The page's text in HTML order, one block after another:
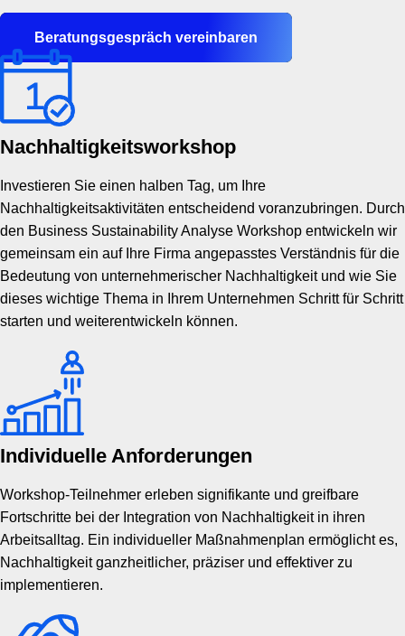
Beratungsgespräch vereinbaren
Nachhaltigkeitsworkshop
Investieren Sie einen halben Tag, um Ihre
Nachhaltigkeitsaktivitäten entscheidend voranzubringen. Durch
den Business Sustainability Analyse Workshop entwickeln wir
gemeinsam ein auf Ihre Firma angepasstes Verständnis für die
Bedeutung von unternehmerischer Nachhaltigkeit und wie Sie
dieses wichtige Thema in Ihrem Unternehmen Schritt für Schritt
starten und weiterentwickeln können.
Individuelle Anforderungen
Workshop-Teilnehmer erleben signifikante und greifbare
Fortschritte bei der Integration von Nachhaltigkeit in ihren
Arbeitsalltag. Ein individueller Maßnahmenplan ermöglicht es,
Nachhaltigkeit ganzheitlicher, präziser und effektiver zu
implementieren.